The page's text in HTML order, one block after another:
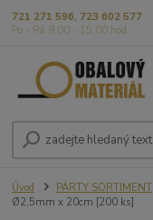
721 271 596, 723 602 577
Po - Pá 9,00 - 15,00 hod
Úvod PÁRTY SORTIMENT
Ø2,5mm x 20cm [200 ks]